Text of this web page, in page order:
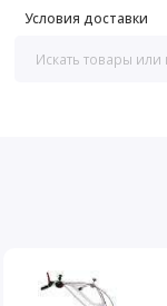
Условия доставки